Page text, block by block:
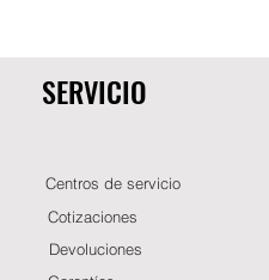
SERVICIO
Centros de servicio
Cotizaciones
Devoluciones